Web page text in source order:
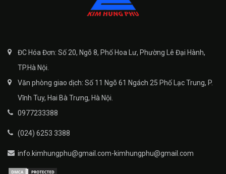
ĐC Hóa Đơn: Số 20, Ngõ 8, Phố Hoa Lư, Phường Lê Đại Hành,
TP.Hà Nội.
Văn phòng giao dịch: Số 11 Ngõ 61 Ngách 25 Phố Lạc Trung, P.
Vĩnh Tuy, Hai Bà Trưng, Hà Nội.
0977233388
(024) 6253 3388
info.kimhungphu@gmail.com-kimhungphu@gmail.com